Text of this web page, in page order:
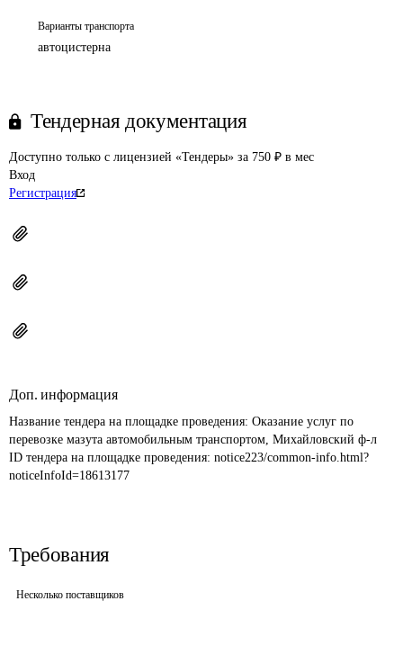
Варианты транспорта
автоцистерна
Тендерная документация
Доступно только с лицензией «Тендеры» за 750 ₽ в мес
Вход
Регистрация
Доп. информация
Название тендера на площадке проведения: Оказание услуг по
перевозке мазута автомобильным транспортом, Михайловский ф-л
ID тендера на площадке проведения: notice223/common-info.html?
noticeInfoId=18613177
Требования
Несколько поставщиков